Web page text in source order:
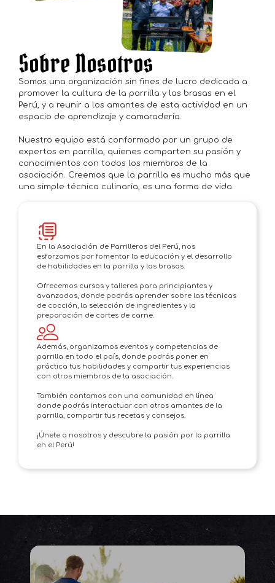
Sobre Nosotros
Somos una organización sin fines de lucro dedicada a
promover la cultura de la parrilla y las brasas en el
Perú, y a reunir a los amantes de esta actividad en un
espacio de aprendizaje y camaradería.
Nuestro equipo está conformado por un grupo de
expertos en parrilla, quienes comparten su pasión y
conocimientos con todos los miembros de la
asociación. Creemos que la parrilla es mucho más que
una simple técnica culinaria, es una forma de vida.
En la Asociación de Parrilleros del Perú, nos
esforzamos por fomentar la educación y el desarrollo
de habilidades en la parrilla y las brasas.
Ofrecemos cursos y talleres para principiantes y
avanzados, donde podrás aprender sobre las técnicas
de cocción, la selección de ingredientes y la
preparación de cortes de carne.
Además, organizamos eventos y competencias de
parrilla en todo el país, donde podrás poner en
práctica tus habilidades y compartir tus experiencias
con otros miembros de la asociación.
También contamos con una comunidad en línea
donde podrás interactuar con otros amantes de la
parrilla, compartir tus recetas y consejos.
¡Únete a nosotros y descubre la pasión por la parrilla
en el Perú!